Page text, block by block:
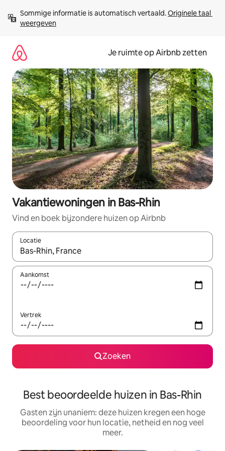
direct
naar
Sommige informatie is automatisch vertaald. Originele taal
weergeven
Je ruimte op Airbnb zetten
Vakantiewoningen in Bas-Rhin
Vind en boek bijzondere huizen op Airbnb
Locatie
Wanneer er suggesties beschikbaar zijn, maak je een keuze
Aankomst
Vertrek
Zoeken
Best beoordeelde huizen in Bas-Rhin
Gasten zijn unaniem: deze huizen kregen een hoge
beoordeling voor hun locatie, netheid en nog veel
meer.